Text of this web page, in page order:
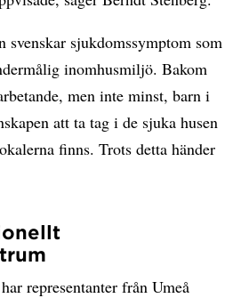
svenskar sjukdomssymptom som
inomhusmiljö. Bakom
men inte minst, barn i
att ta tag i de sjuka husen
finns. Trots detta händer
representanter från Umeå